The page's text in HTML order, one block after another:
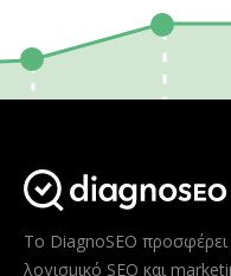
Το DiagnoSEO
λογισμικό SEO και